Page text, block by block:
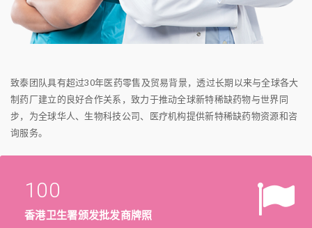
致泰团队具有超过30年医药零售及贸易背景，透过长期以来与全球各大
制药厂建立的良好合作关系，致力于推动全球新特稀缺药物与世界同
步，为全球华人、生物科技公司、医疗机构提供新特稀缺药物资源和咨
询服务。
100
香港卫生署颁发批发商牌照